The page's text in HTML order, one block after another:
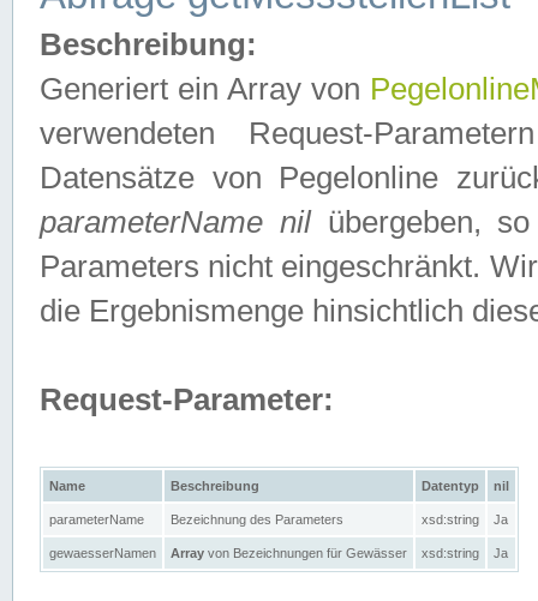
Beschreibung:
Generiert ein Array von
verwendeten Request-
Datensätze von Pegelonline
parameterName nilübergeben, so
Parameters nicht eingeschränkt.
die Ergebnismenge hinsichtlich
Request-Parameter:
Name Beschreibung Datentyp nil
parameterName Bezeichnung des Parameters xsd:string Ja
gewaesserNamen Array von Bezeichnungen für Gewässer xsd:string Ja